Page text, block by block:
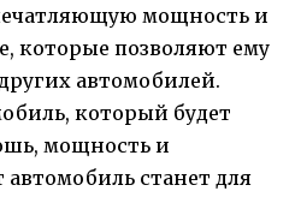
мощность и
которые позволяют ему
автомобилей.
который будет
мощность и
автомобиль станет для